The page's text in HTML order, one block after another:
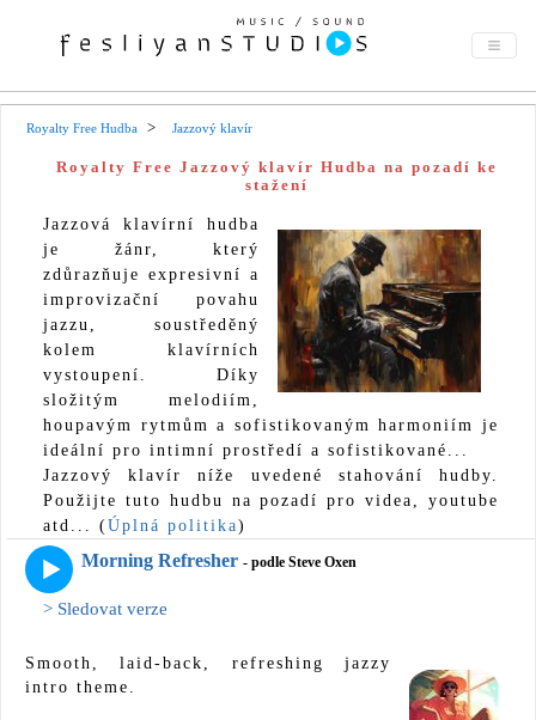
Royalty Free Hudba Jazzový klavír
Royalty Free Jazzový klavír Hudba na pozadí ke
stažení
Jazzová klavírní hudba
je žánr, který
zdůrazňuje expresivní a
improvizační povahu
jazzu, soustředěný
kolem klavírních
vystoupení. Díky
složitým melodiím,
houpavým rytmům a sofistikovaným harmoniím je
ideální pro intimní prostředí a sofistikované...
Jazzový klavír níže uvedené stahování hudby.
Použijte tuto hudbu na pozadí pro videa, youtube
atd... (Úplná politika)
Morning Refresher - podle Steve Oxen
> Sledovat verze
Smooth, laid-back, refreshing jazzy
intro theme.